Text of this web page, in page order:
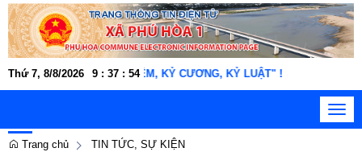
Thứ 7, 8/8/2026 9 : 37 : 55
TỤY, TRÁCH NHIỆM, KỶ CƯƠNG, KỶ LUẬT" !
Trang chủ
TIN TỨC, SỰ KIỆN